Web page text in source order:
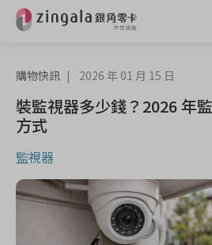
購物快訊 2026 年 01 月 15 日
裝監視器多少錢？2026 年
方式
監視器